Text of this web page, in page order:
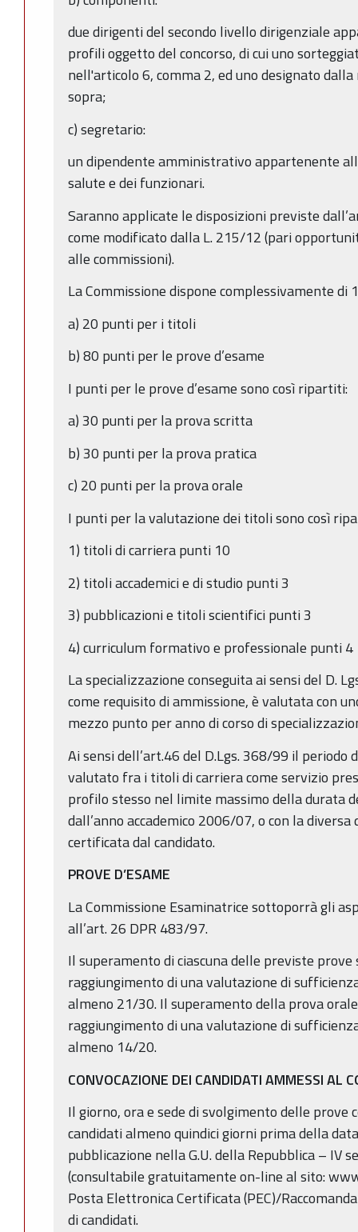
due dirigenti del secondo livello dirigenziale
profili oggetto del concorso, di cui uno
nell'articolo 6, comma 2, ed uno designato
sopra;
c) segretario:
un dipendente amministrativo appartenente
salute e dei funzionari.
Saranno applicate le disposizioni previste
come modificato dalla L. 215/12 (pari
alle commissioni).
La Commissione dispone complessivamente
a) 20 punti per i titoli
b) 80 punti per le prove d’esame
I punti per le prove d’esame sono così ripartiti:
a) 30 punti per la prova scritta
b) 30 punti per la prova pratica
c) 20 punti per la prova orale
I punti per la valutazione dei titoli sono così
1) titoli di carriera punti 10
2) titoli accademici e di studio punti 3
3) pubblicazioni e titoli scientifici punti 3
4) curriculum formativo e professionale punti 4
La specializzazione conseguita ai sensi del D.
come requisito di ammissione, è valutata con
mezzo punto per anno di corso di
Ai sensi dell’art.46 del D.Lgs. 368/99 il periodo
valutato fra i titoli di carriera come servizio
profilo stesso nel limite massimo della durata
dall’anno accademico 2006/07, o con la
certificata dal candidato.
PROVE D’ESAME
La Commissione Esaminatrice sottoporrà gli
all’art. 26 DPR 483/97.
Il superamento di ciascuna delle previste
raggiungimento di una valutazione di
almeno 21/30. Il superamento della prova
raggiungimento di una valutazione di
almeno 14/20.
CONVOCAZIONE DEI CANDIDATI AMMESSI AL
Il giorno, ora e sede di svolgimento delle prove
candidati almeno quindici giorni prima della
pubblicazione nella G.U. della Repubblica – IV
(consultabile gratuitamente on-line al sito:
Posta Elettronica Certificata (PEC)/
di candidati.